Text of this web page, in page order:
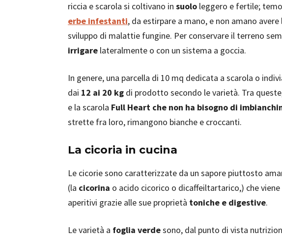
riccia e scarola si coltivano in suolo leggero e fertile;
erbe infestanti, da estirpare a mano, e non amano
sviluppo di malattie fungine. Per conservare il terreno
irrigare lateralmente o con un sistema a goccia.
In genere, una parcella di 10 mq dedicata a scarola o
dai 12 ai 20 kg di prodotto secondo le varietà. Tra
e la scarola Full Heart che non ha bisogno di
strette fra loro, rimangono bianche e croccanti.
La cicoria in cucina
Le cicorie sono caratterizzate da un sapore piuttosto
(la cicorina o acido cicorico o dicaffeiltartarico,) che
aperitivi grazie alle sue proprietà toniche e digestive.
Le varietà a foglia verdesono, dal punto di vista